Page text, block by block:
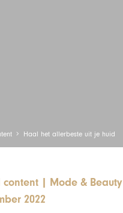
Haal het allerbeste uit je huid
content | Mode & Beauty
2022